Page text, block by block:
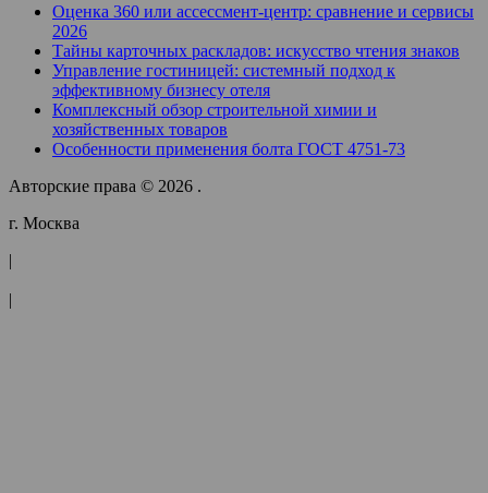
Оценка 360 или ассессмент-центр: сравнение и сервисы
2026
Тайны карточных раскладов: искусство чтения знаков
Управление гостиницей: системный подход к
эффективному бизнесу отеля
Комплексный обзор строительной химии и
хозяйственных товаров
Особенности применения болта ГОСТ 4751-73
Авторские права © 2026 .
г. Москва
|
|